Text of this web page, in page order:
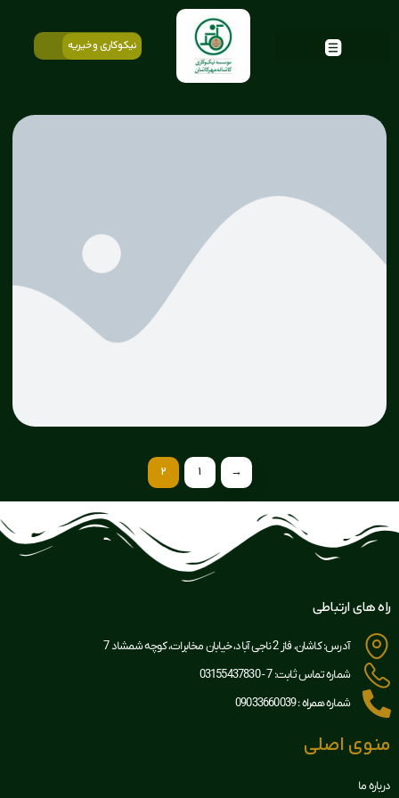
نیکوکاری و خیریه
→
1
2
راه های ارتباطی
آدرس: کاشان، فاز 2 ناجی آباد، خیابان مخابرات، کوچه شمشاد 7
شماره تماس ثابت: 7 - 03155437830
شماره همراه : 09033660039
منوی اصلی
درباره ما